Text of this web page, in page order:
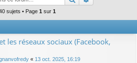
c
sujets • Page 1 sur 1
les réseaux sociaux (Facebook,
« 13 oct. 2025, 16:19